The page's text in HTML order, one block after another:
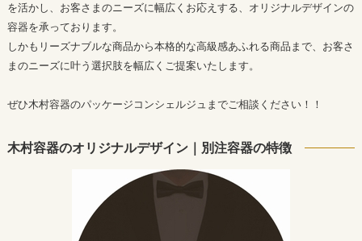
を活かし、お客さまのニーズに幅広くお応えする、オリジナルデザインの
容器を承っております。
しかもリーズナブルな商品から本格的な高級感あふれる商品まで、お客さ
まのニーズに叶う選択肢を幅広くご提案いたします。
ぜひ木村容器のパッケージコンシェルジュまでご相談ください！！
木村容器のオリジナルデザイン｜別注容器の特徴